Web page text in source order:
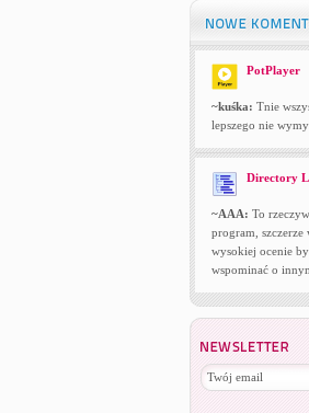
PotPlayer
~kuśka: Tnie
lepszego nie
Directory
~AAA: To
program, szczerze
wysokiej ocenie
wspominać o